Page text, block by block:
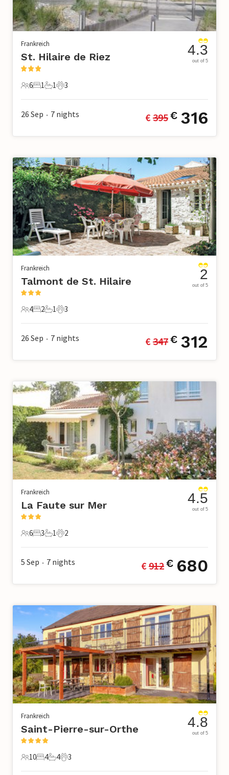
Frankreich
St. Hilaire de Riez
6 Gäste
6
1 Schlafzimmer
1
1 Badezimmer
1
3 Haustiere
3
4.3
out of 5
26 Sep • 7 nights € 395€ 316
Frankreich
Talmont de St. Hilaire
4 Gäste
4
2 Schlafzimmer
2
1 Badezimmer
1
3 Haustiere
3
2
out of 5
26 Sep • 7 nights € 347€ 312
Frankreich
La Faute sur Mer
6 Gäste
6
3 Schlafzimmer
3
1 Badezimmer
1
2 Haustiere
2
4.5
out of 5
5 Sep • 7 nights € 912€ 680
Frankreich
Saint-Pierre-sur-Orthe
10 Gäste
10
4 Schlafzimmer
4
4 Badezimmer
4
3 Haustiere
3
4.8
out of 5